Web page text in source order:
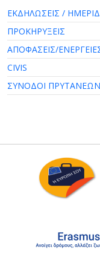
ΕΚΔΗΛΩΣΕΙΣ /
ΠΡΟΚΗΡΥΞΕΙΣ
ΑΠΟΦΑΣΕΙΣ/
CIVIS
ΣΥΝΟΔΟΙ ΠΡΥΤΑΝΕΩΝ